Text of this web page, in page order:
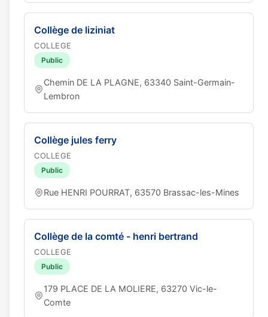
Collège de liziniat
COLLEGE
Public
Chemin DE LA PLAGNE, 63340 Saint-Germain-
Lembron
Collège jules ferry
COLLEGE
Public
Rue HENRI POURRAT, 63570 Brassac-les-Mines
Collège de la comté - henri bertrand
COLLEGE
Public
179 PLACE DE LA MOLIERE, 63270 Vic-le-
Comte